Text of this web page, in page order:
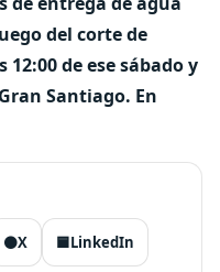
del corte de
de ese sábado y
Santiago. En
⚫X 🟦LinkedIn